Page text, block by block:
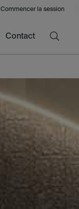
Commencer la session
Contact